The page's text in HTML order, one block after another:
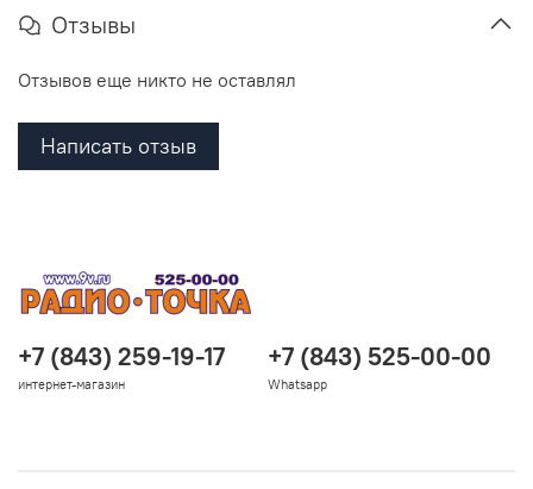
Отзывы
Отзывов еще никто не оставлял
Написать отзыв
+7 (843) 259-19-17
интернет-магазин
+7 (843) 525-00-00
Whatsapp